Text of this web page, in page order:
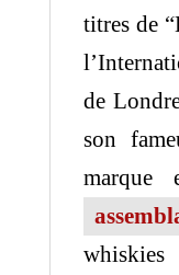
titres de
de
son
marque